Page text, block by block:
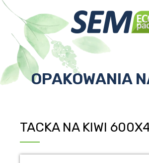
OPAKOWANIA
TACKA NA KIWI